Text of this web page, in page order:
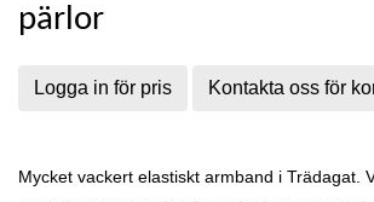
pärlor
Logga in för pris Kontakta oss för
Mycket vackert elastiskt armband i Trädagat.